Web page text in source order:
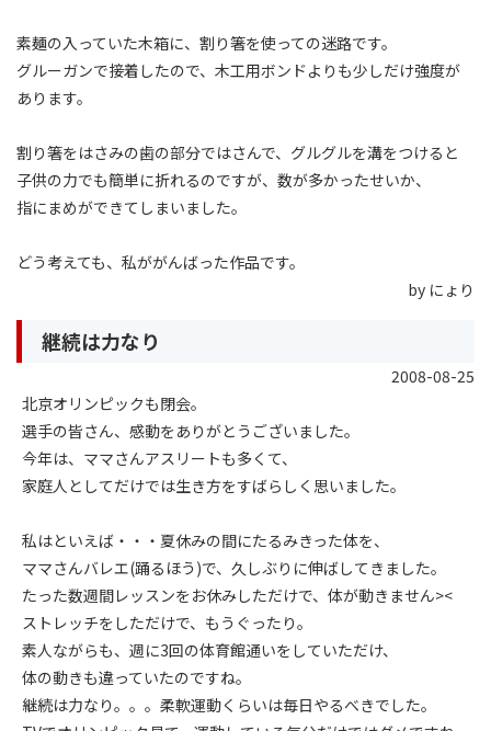
素麺の入っていた木箱に、割り箸を使っての迷路です。
グルーガンで接着したので、木工用ボンドよりも少しだけ強度が
あります。
割り箸をはさみの歯の部分ではさんで、グルグルを溝をつけると
子供の力でも簡単に折れるのですが、数が多かったせいか、
指にまめができてしまいました。
どう考えても、私ががんばった作品です。
by にょり
継続は力なり
2008-08-25
北京オリンピックも閉会。
選手の皆さん、感動をありがとうございました。
今年は、ママさんアスリートも多くて、
家庭人としてだけでは生き方をすばらしく思いました。
私はといえば・・・夏休みの間にたるみきった体を、
ママさんバレエ(踊るほう)で、久しぶりに伸ばしてきました。
たった数週間レッスンをお休みしただけで、体が動きません><
ストレッチをしただけで、もうぐったり。
素人ながらも、週に3回の体育館通いをしていただけ、
体の動きも違っていたのですね。
継続は力なり。。。柔軟運動くらいは毎日やるべきでした。